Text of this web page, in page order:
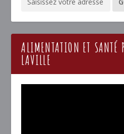
ALIMENTATION ET SANTÉ
LAVILLE